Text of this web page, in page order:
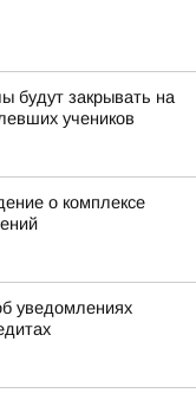
будут закрывать на
учеников
о комплексе
уведомлениях